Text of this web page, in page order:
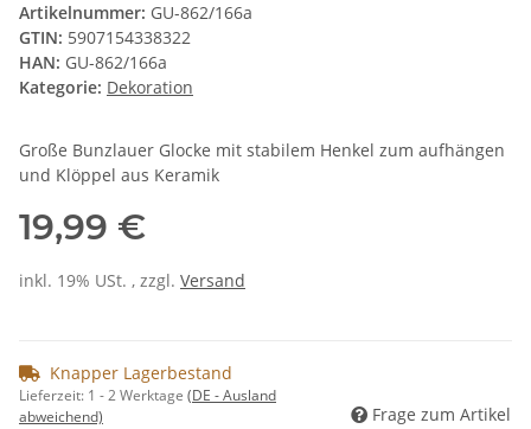
Artikelnummer: GU-862/166a
GTIN: 5907154338322
HAN: GU-862/166a
Kategorie: Dekoration
Große Bunzlauer Glocke mit stabilem Henkel zum aufhängen
und Klöppel aus Keramik
19,99 €
inkl. 19% USt. , zzgl. Versand
Knapper Lagerbestand
Lieferzeit: 1 - 2 Werktage (DE - Ausland
abweichend)
Frage zum Artikel